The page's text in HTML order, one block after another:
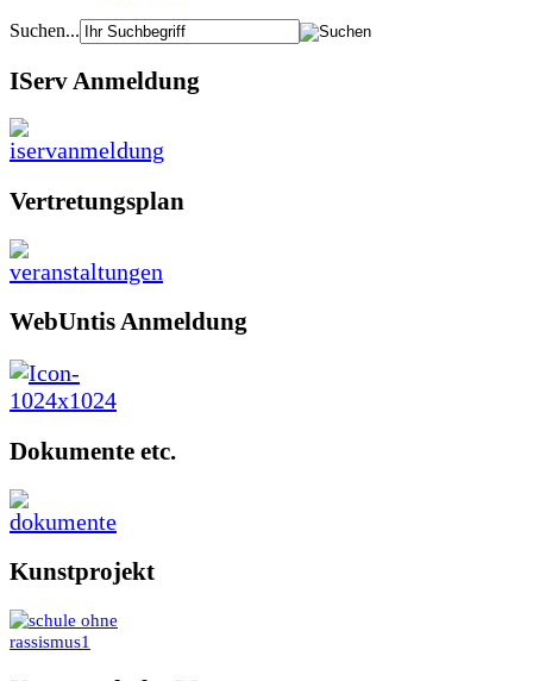
Suchen...
IServ Anmeldung
Vertretungsplan
WebUntis Anmeldung
Dokumente etc.
Kunstprojekt